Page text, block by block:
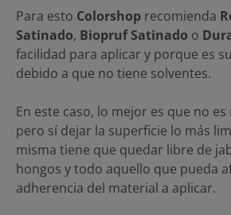
Para esto Colorshop recomienda
Satinado, Biopruf Satinado o
facilidad para aplicar y porque es
debido a que no tiene solventes.
En este caso, lo mejor es que no
pero sí dejar la superficie lo más
misma tiene que quedar libre de
hongos y todo aquello que pueda
adherencia del material a aplicar.